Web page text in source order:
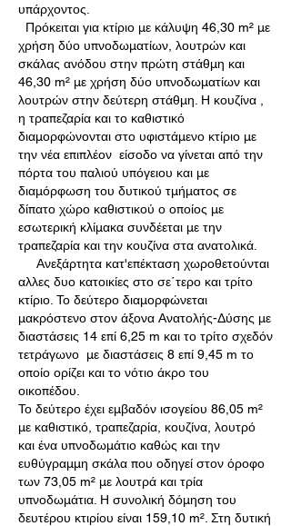
υπάρχοντος.
Πρόκειται για κτίριο με κάλυψη 46,30 m² με
χρήση δύο υπνοδωματίων, λουτρών και
σκάλας ανόδου στην πρώτη στάθμη και
46,30 m² με χρήση δύο υπνοδωματίων και
λουτρών στην δεύτερη στάθμη. Η κουζίνα ,
η τραπεζαρία και το καθιστικό
διαμορφώνονται στο υφιστάμενο κτίριο με
την νέα επιπλέον είσοδο να γίνεται από την
πόρτα του παλιού υπόγειου και με
διαμόρφωση του δυτικού τμήματος σε
δίπατο χώρο καθιστικού ο οποίος με
εσωτερική κλίμακα συνδέεται με την
τραπεζαρία και την κουζίνα στα ανατολικά.
Ανεξάρτητα κατ'επέκταση χωροθετούνται
αλλες δυο κατοικίες στο σε΄τερο και τρίτο
κτίριο. Το δεύτερο διαμορφώνεται
μακρόστενο στον άξονα Ανατολής-Δύσης με
διαστάσεις 14 επί 6,25 m και το τρίτο σχεδόν
τετράγωνο με διαστάσεις 8 επί 9,45 m το
οποίο ορίζει και το νότιο άκρο του
οικοπέδου.
Το δεύτερο έχει εμβαδόν ισογείου 86,05 m²
με καθιστικό, τραπεζαρία, κουζίνα, λουτρό
και ένα υπνοδωμάτιο καθώς και την
ευθύγραμμη σκάλα που οδηγεί στον όροφο
των 73,05 m² με λουτρά και τρία
υπνοδωμάτια. Η συνολική δόμηση του
δευτέρου κτιρίου είναι 159,10 m². Στη δυτική